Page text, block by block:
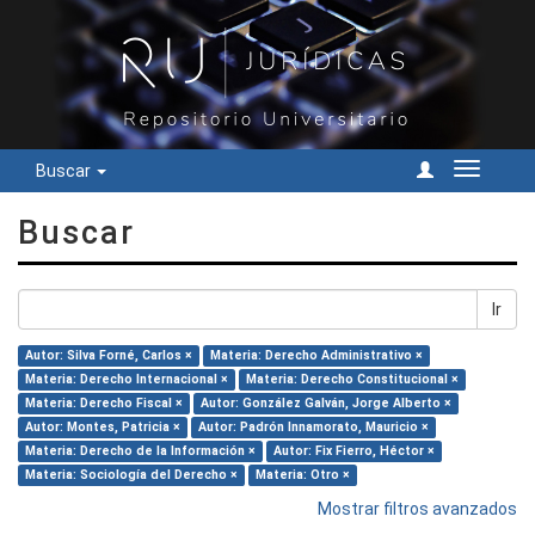
Buscar
Cambiar
Buscar
Ir
Autor: Silva Forné, Carlos ×
Materia: Derecho Administrativo ×
Materia: Derecho Internacional ×
Materia: Derecho Constitucional ×
Materia: Derecho Fiscal ×
Autor: González Galván, Jorge Alberto ×
Autor: Montes, Patricia ×
Autor: Padrón Innamorato, Mauricio ×
Materia: Derecho de la Información ×
Autor: Fix Fierro, Héctor ×
Materia: Sociología del Derecho ×
Materia: Otro ×
Mostrar filtros avanzados